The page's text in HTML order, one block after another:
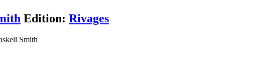
Edition: Rivages